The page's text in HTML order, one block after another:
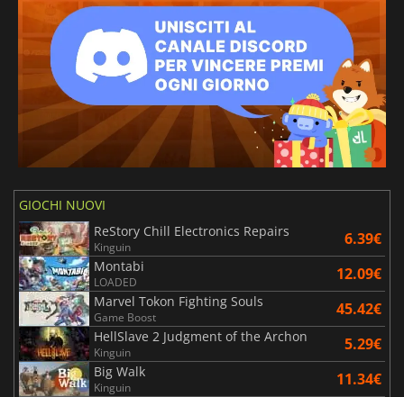
GIOCHI NUOVI
ReStory Chill Electronics Repairs
Kinguin 6.39€
Montabi
LOADED 12.09€
Marvel Tokon Fighting Souls
Game Boost 45.42€
HellSlave 2 Judgment of the Archon
Kinguin 5.29€
Big Walk
Kinguin 11.34€